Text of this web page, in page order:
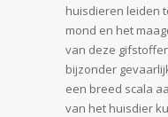
huisdieren leiden
mond en het
van deze
bijzonder
een breed scala
van het huisdier